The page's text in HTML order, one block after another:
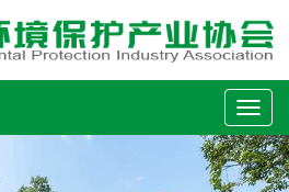
切
换
导
航